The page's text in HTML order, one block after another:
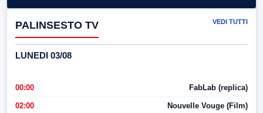
PALINSESTO TV VEDI TUTTI
LUNEDI 03/08
00:00 FabLab (replica)
02:00 Nouvelle Vouge (Film)